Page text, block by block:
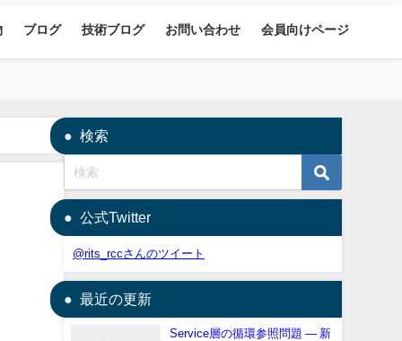
ブログ 技術ブログ お問い合わせ 会員向けページ
検索
公式Twitter
@rits_rccさんのツイート
最近の更新
Service層の循環参照問題 — 新